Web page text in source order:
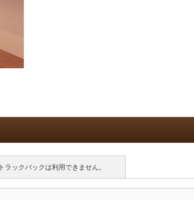
トラックバックは利用できません。